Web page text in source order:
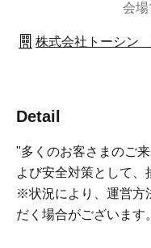
会場
株式会社トーシン
Detail
"多くのお客さまのご
よび安全対策として、
※状況により、運営方
だく場合がございます